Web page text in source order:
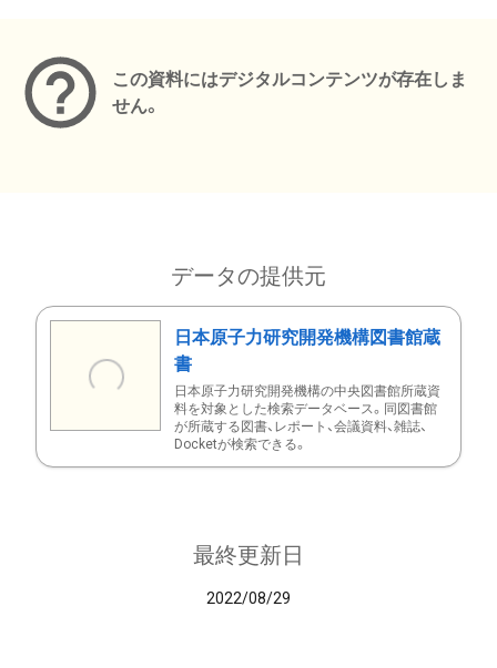
この資料にはデジタルコンテンツが存在しま
せん。
データの提供元
日本原子力研究開発機構図書館蔵
書
日本原子力研究開発機構の中央図書館所蔵資
料を対象とした検索データベース。同図書館
が所蔵する図書、レポート、会議資料、雑誌、
Docketが検索できる。
最終更新日
2022/08/29